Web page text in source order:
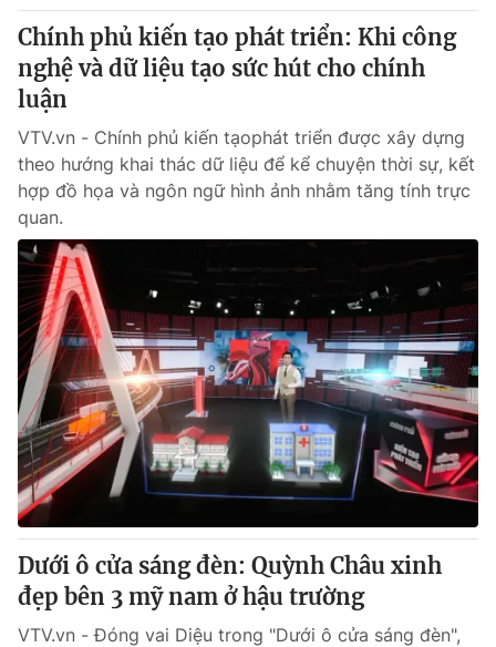
Chính phủ kiến tạo phát triển: Khi công
nghệ và dữ liệu tạo sức hút cho chính
luận
VTV.vn - Chính phủ kiến tạophát triển được xây dựng
theo hướng khai thác dữ liệu để kể chuyện thời sự, kết
hợp đồ họa và ngôn ngữ hình ảnh nhằm tăng tính trực
quan.
Dưới ô cửa sáng đèn: Quỳnh Châu xinh
đẹp bên 3 mỹ nam ở hậu trường
VTV.vn - Đóng vai Diệu trong "Dưới ô cửa sáng đèn",